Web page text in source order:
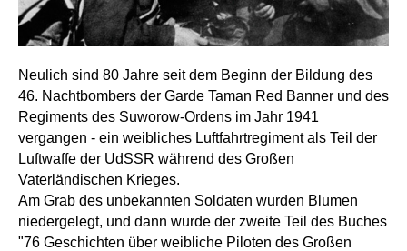
Neulich sind 80 Jahre seit dem Beginn der Bildung des
46. Nachtbombers der Garde Taman Red Banner und des
Regiments des Suworow-Ordens im Jahr 1941
vergangen - ein weibliches Luftfahrtregiment als Teil der
Luftwaffe der UdSSR während des Großen
Vaterländischen Krieges.
Am Grab des unbekannten Soldaten wurden Blumen
niedergelegt, und dann wurde der zweite Teil des Buches
"76 Geschichten über weibliche Piloten des Großen